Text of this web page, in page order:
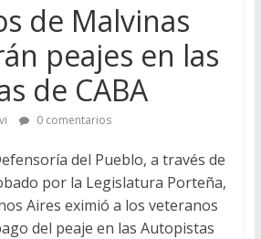
de Malvinas
peajes en las
de CABA
0 comentarios
del Pueblo, a través de
por la Legislatura Porteña,
Aires eximió a los veteranos
del peaje en las Autopistas